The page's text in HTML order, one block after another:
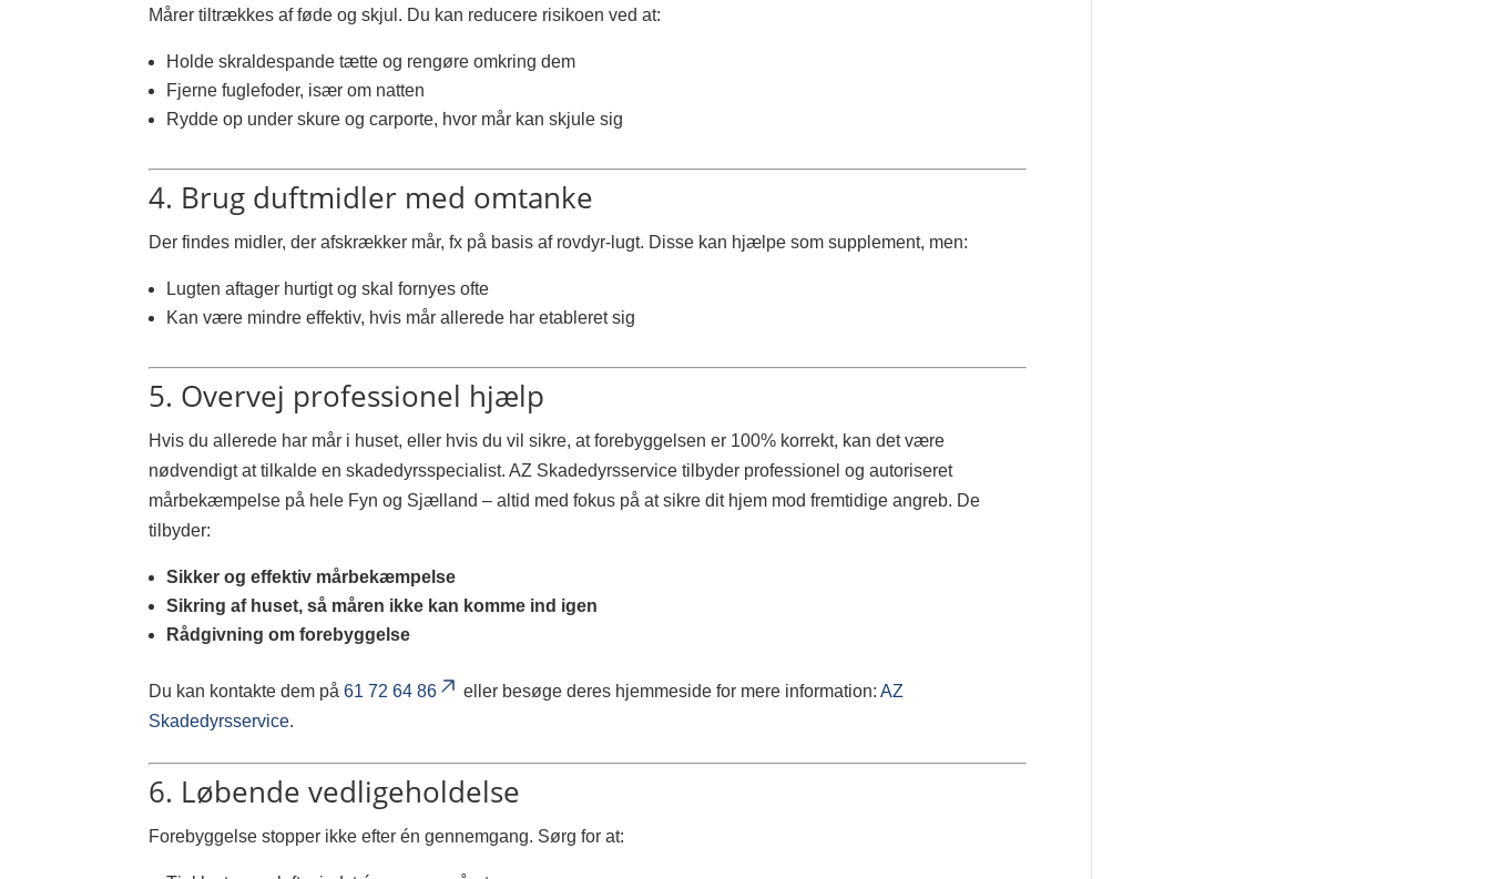
Mårer tiltrækkes af føde og skjul. Du kan reducere risikoen ved at:
Holde skraldespande tætte og rengøre omkring dem
Fjerne fuglefoder, især om natten
Rydde op under skure og carporte, hvor mår kan skjule sig
4. Brug duftmidler med omtanke
Der findes midler, der afskrækker mår, fx på basis af rovdyr-lugt. Disse kan hjælpe som supplement, men:
Lugten aftager hurtigt og skal fornyes ofte
Kan være mindre effektiv, hvis mår allerede har etableret sig
5. Overvej professionel hjælp
Hvis du allerede har mår i huset, eller hvis du vil sikre, at forebyggelsen er 100% korrekt, kan det være
nødvendigt at tilkalde en skadedyrsspecialist. AZ Skadedyrsservice tilbyder professionel og autoriseret
mårbekæmpelse på hele Fyn og Sjælland – altid med fokus på at sikre dit hjem mod fremtidige angreb. De
tilbyder:
Sikker og effektiv mårbekæmpelse
Sikring af huset, så måren ikke kan komme ind igen
Rådgivning om forebyggelse
Du kan kontakte dem på61 72 64 86 eller besøge deres hjemmeside for mere information:AZ
Skadedyrsservice.
6. Løbende vedligeholdelse
Forebyggelse stopper ikke efter én gennemgang. Sørg for at: